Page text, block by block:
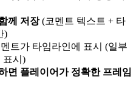
께 저장(코멘트 텍스트 + 타
)
트가 타임라인에 표시 (일부
표시)
면 플레이어가 정확한 프레임